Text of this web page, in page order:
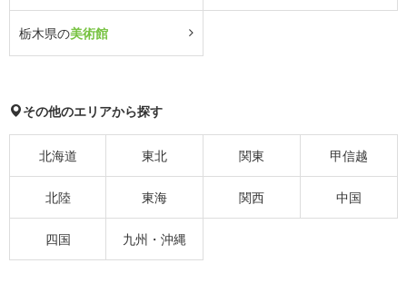
栃木県の美術館
その他のエリアから探す
北海道 東北 関東 甲信越
北陸 東海 関西 中国
四国 九州・沖縄